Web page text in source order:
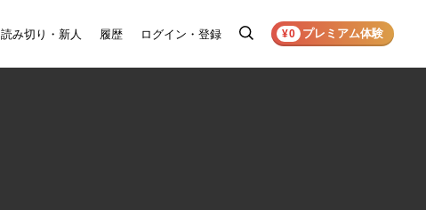
読み切り・新人 履歴 ログイン・登録
検
¥0 プレミアム体験